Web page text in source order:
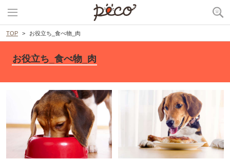
TOP お役立ち_食べ物_肉
お役立ち_食べ物_肉